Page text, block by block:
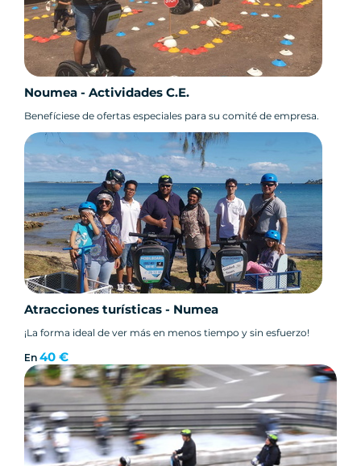
Noumea - Actividades C.E.
Benefíciese de ofertas especiales para su comité de empresa.
Atracciones turísticas - Numea
¡La forma ideal de ver más en menos tiempo y sin esfuerzo!
En 40 €